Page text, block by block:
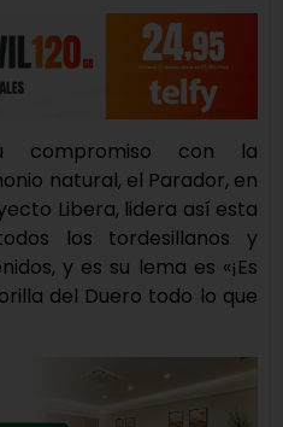
con la
natural, el Parador, en
Libera, lidera así esta
los tordesillanos y
y es su lema es «¡Es
del Duero todo lo que